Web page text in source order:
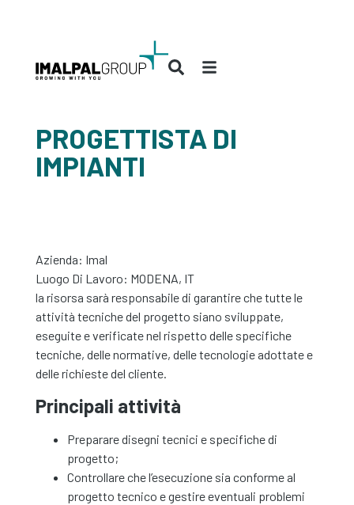
PROGETTISTA DI
IMPIANTI
Azienda: Imal
Luogo Di Lavoro: MODENA, IT
la risorsa sarà responsabile di garantire che tutte le
attività tecniche del progetto siano sviluppate,
eseguite e verificate nel rispetto delle specifiche
tecniche, delle normative, delle tecnologie adottate e
delle richieste del cliente.
Principali attività
Preparare disegni tecnici e specifiche di
progetto;
Controllare che l’esecuzione sia conforme al
progetto tecnico e gestire eventuali problemi